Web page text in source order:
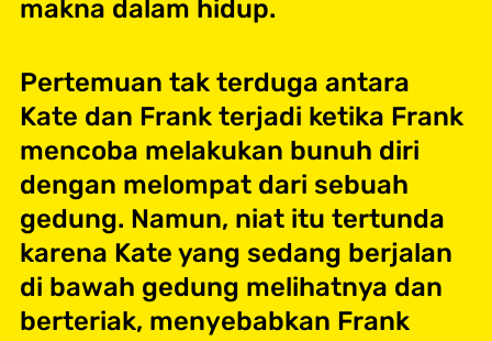
makna dalam hidup.
Pertemuan tak terduga antara
Kate dan Frank terjadi ketika Frank
mencoba melakukan bunuh diri
dengan melompat dari sebuah
gedung. Namun, niat itu tertunda
karena Kate yang sedang berjalan
di bawah gedung melihatnya dan
berteriak, menyebabkan Frank